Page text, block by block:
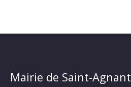
Mairie de Saint-Agnant